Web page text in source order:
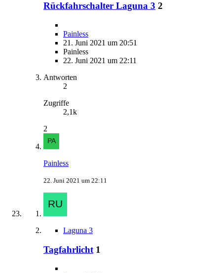
Rückfahrschalter Laguna 3 2
Painless
21. Juni 2021 um 20:51
Painless
22. Juni 2021 um 22:11
Antworten
2
Zugriffe
2,1k
2
Painless
22. Juni 2021 um 22:11
Laguna 3
Tagfahrlicht 1